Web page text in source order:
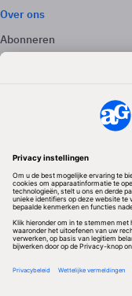
Over ons
Abonneren
Adverteren
Volg ons
Redactionele partner